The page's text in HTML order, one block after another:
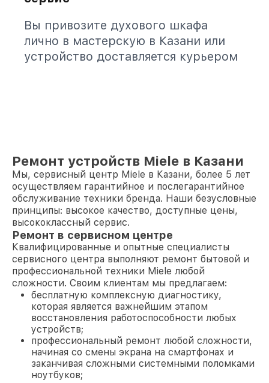
Вы привозите духового шкафа
лично в мастерскую в Казани или
устройство доставляется курьером
Ремонт устройств Miele в Казани
Мы, сервисный центр Miele в Казани, более 5 лет
осуществляем гарантийное и послегарантийное
обслуживание техники бренда. Наши безусловные
принципы: высокое качество, доступные цены,
высококлассный сервис.
Ремонт в сервисном центре
Квалифицированные и опытные специалисты
сервисного центра выполняют ремонт бытовой и
профессиональной техники Miele любой
сложности. Своим клиентам мы предлагаем:
бесплатную комплексную диагностику,
которая является важнейшим этапом
восстановления работоспособности любых
устройств;
профессиональный ремонт любой сложности,
начиная со смены экрана на смартфонах и
заканчивая сложными системными поломками
ноутбуков;